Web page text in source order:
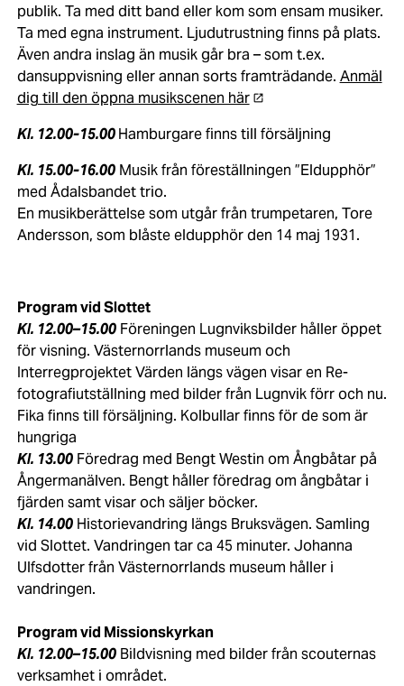
publik. Ta med ditt band eller kom som ensam musiker.
Ta med egna instrument. Ljudutrustning finns på plats.
Även andra inslag än musik går bra – som t.ex.
dansuppvisning eller annan sorts framträdande. Anmäl
dig till den öppna musikscenen här
Kl. 12.00-15.00Hamburgare finns till försäljning
Kl. 15.00-16.00Musik från föreställningen ”Eldupphör”
med Ådalsbandet trio.
En musikberättelse som utgår från trumpetaren, Tore
Andersson, som blåste eldupphör den 14 maj 1931.
Program vid Slottet
Kl. 12.00–15.00Föreningen Lugnviksbilder håller öppet
för visning. Västernorrlands museum och
Interregprojektet Värden längs vägen visar en Re-
fotografiutställning med bilder från Lugnvik förr och nu.
Fika finns till försäljning. Kolbullar finns för de som är
hungriga
Kl. 13.00Föredrag med Bengt Westin om Ångbåtar på
Ångermanälven. Bengt håller föredrag om ångbåtar i
fjärden samt visar och säljer böcker.
Kl. 14.00Historievandring längs Bruksvägen. Samling
vid Slottet. Vandringen tar ca 45 minuter. Johanna
Ulfsdotter från Västernorrlands museum håller i
vandringen.
Program vid Missionskyrkan
Kl. 12.00–15.00Bildvisning med bilder från scouternas
verksamhet i området.